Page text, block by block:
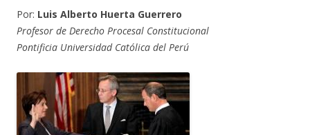
Por: Luis Alberto Huerta Guerrero
Profesor de Derecho Procesal Constitucional
Pontificia Universidad Católica del Perú